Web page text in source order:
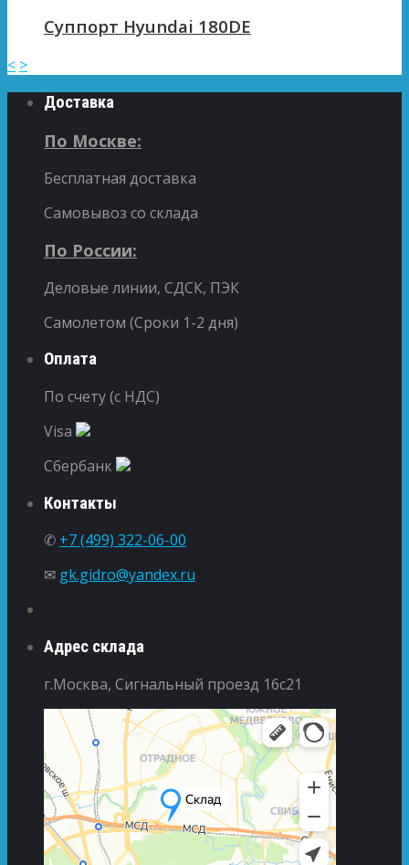
Суппорт Hyundai 180DE
< >
Доставка
По Москве:
Бесплатная доставка
Самовывоз со склада
По России:
Деловые линии, СДСК, ПЭК
Самолетом (Сроки 1-2 дня)
Оплата
По счету (с НДС)
Visa
Сбербанк
Контакты
✆ +7 (499) 322-06-00
✉ gk.gidro@yandex.ru
Адрес склада
г.Москва, Сигнальный проезд 16с21